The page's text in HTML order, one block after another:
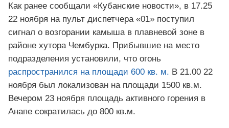
Как ранее сообщали «Кубанские новости», в 17.25
22 ноября на пульт диспетчера «01» поступил
сигнал о возгорании камыша в плавневой зоне в
районе хутора Чембурка. Прибывшие на место
подразделения установили, что огонь
распространился на площади 600 кв. м. В 21.00 22
ноября был локализован на площади 1500 кв.м.
Вечером 23 ноября площадь активного горения в
Анапе сократилась до 800 кв.м.